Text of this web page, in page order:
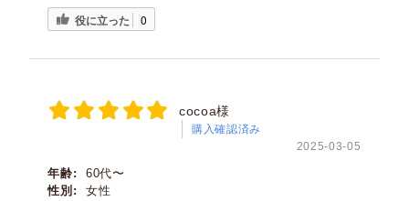
役に立った 0
cocoa様
購入確認済み
2025-03-05
年齢:
60代〜
性別:
女性